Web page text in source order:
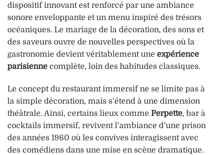
dispositif innovant est renforcé par une ambiance
sonore enveloppante et un menu inspiré des trésors
océaniques. Le mariage de la décoration, des sons et
des saveurs ouvre de nouvelles perspectives où la
gastronomie devient véritablement une expérience
parisienne complète, loin des habitudes classiques.
Le concept du restaurant immersif ne se limite pas à
la simple décoration, mais s’étend à une dimension
théâtrale. Ainsi, certains lieux comme Perpette, bar à
cocktails immersif, revivent l’ambiance d’une prison
des années 1960 où les convives interagissent avec
des comédiens dans une mise en scène dramatique.